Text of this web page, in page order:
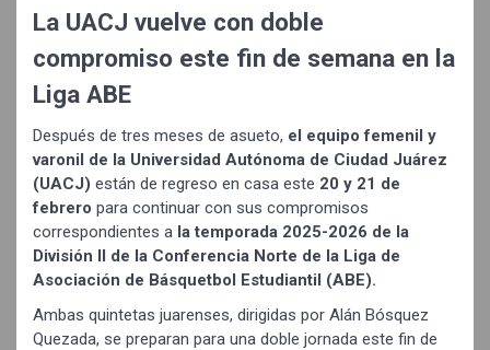
La UACJ vuelve con doble
compromiso este fin de semana en la
Liga ABE
Después de tres meses de asueto, el equipo femenil y
varonil de la Universidad Autónoma de Ciudad Juárez
(UACJ) están de regreso en casa este 20 y 21 de
febrero para continuar con sus compromisos
correspondientes a la temporada 2025-2026 de la
División II de la Conferencia Norte de la Liga de
Asociación de Básquetbol Estudiantil (ABE).
Ambas quintetas juarenses, dirigidas por Alán Bósquez
Quezada, se preparan para una doble jornada este fin de